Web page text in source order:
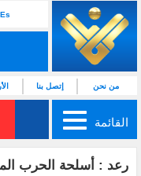
Es
من نحن إتصل بنا
القائمة
رعد : أسلحة الحرب